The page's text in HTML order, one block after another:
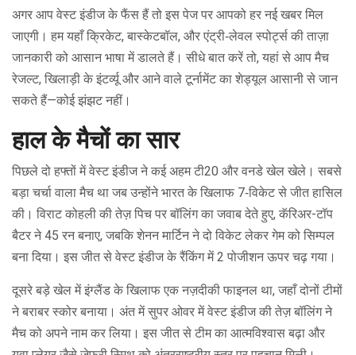
अगर आप वेस्ट इंडीज के फैंस हैं तो इस पेज पर आपको हर नई खबर मिल
जाएगी। हम यहाँ क्रिकेट, बास्केटबॉल, और एंट्री‑लेवल स्पोर्ट्स की ताज़ा
जानकारी को आसान भाषा में डालते हैं। सीधे बात करें तो, यहां से आप मैच
रेजल्ट, खिलाड़ी के इंटर्व्यू और आने वाले टूर्नामेंट का शेड्यूल आसानी से जान
सकते हैं—कोई झंझट नहीं।
हाल के मैचों का सार
पिछले दो हफ्तों में वेस्ट इंडीज ने कई अहम टी20 और वनडे खेल खेले। सबसे
बड़ा चर्चा वाला मैच था जब उन्होंने भारत के खिलाफ 7‑विकेट से जीत हासिल
की। विराट कोहली की तेज़ पिच पर बॉलिंग का जवाब देते हुए, कॅरिअर-टॉप
बैटर ने 45 रन बनाए, जबकि शेनन मार्टिन ने दो विकेट लेकर गेम को सिम्पल
बना दिया। इस जीत से वेस्ट इंडीज के रैंकिंग में 2 पोजीशन ऊपर चढ़ गया।
दूसरे बड़े खेल में इंग्लैंड के खिलाफ एक नज़दीकी फाइनल था, जहाँ दोनों टीमों
ने बराबर स्कोर बनाया। अंत में सुपर ओवर में वेस्ट इंडीज की तेज़ बॉलिंग ने
मैच को अपने नाम कर लिया। इस जीत से टीम का आत्मविश्वास बढ़ा और